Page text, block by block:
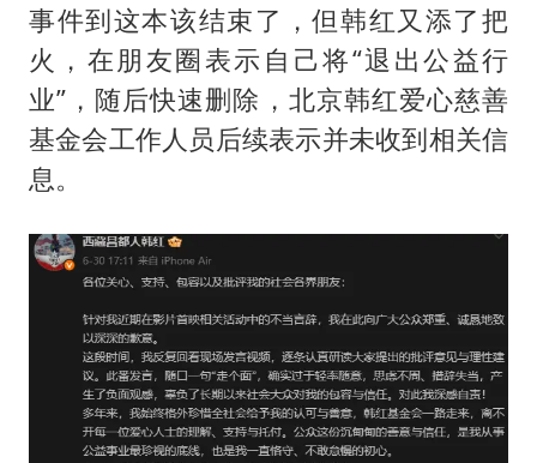
事件到这本该结束了，但韩红又添了把
火，在朋友圈表示自己将“退出公益行
业”，随后快速删除，北京韩红爱心慈善
基金会工作人员后续表示并未收到相关信
息。